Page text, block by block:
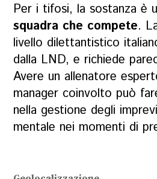
Per i tifosi, la sostanza è
squadra che compete.
livello dilettantistico
dalla LND, e richiede
Avere un allenatore
manager coinvolto può
nella gestione degli
mentale nei momenti di